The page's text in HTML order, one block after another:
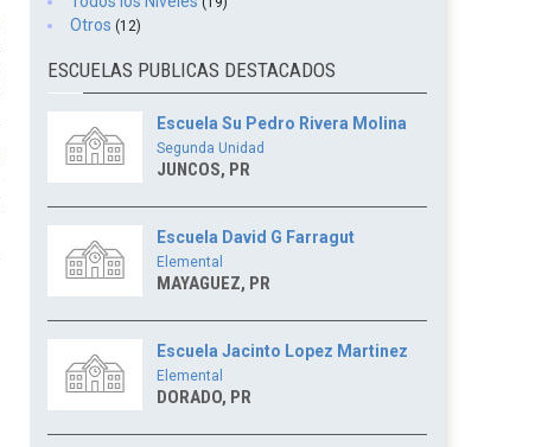
Otros (12)
ESCUELAS PUBLICAS DESTACADOS
Escuela Su Pedro Rivera Molina
Segunda Unidad
JUNCOS, PR
Escuela David G Farragut
Elemental
MAYAGUEZ, PR
Escuela Jacinto Lopez Martinez
Elemental
DORADO, PR